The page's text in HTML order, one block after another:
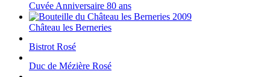
Cuvée Anniversaire 80 ans
Château les Berneries
Bistrot Rosé
Duc de Mézière Rosé